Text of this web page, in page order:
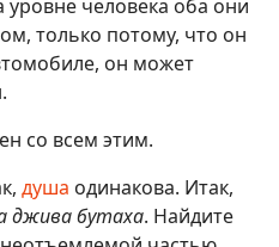
человека оба они
только потому, что он
он может
со всем этим.
душа одинакова. Итак,
джива бутаха. Найдите